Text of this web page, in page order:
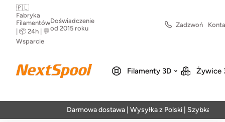
🇵🇱
Fabryka
Filamentów
| 📦 24h | 💬
Wsparcie
Doświadczenie
od 2015 roku
Zadzwoń
Filamenty 3D Żywice
Darmowa dostawa | Wysyłka z Polski | Szybka